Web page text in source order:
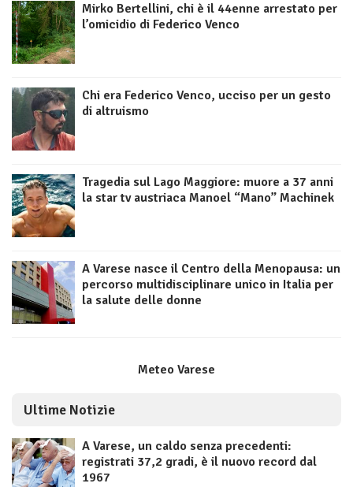
Mirko Bertellini, chi è il 44enne arrestato per
l’omicidio di Federico Venco
Chi era Federico Venco, ucciso per un gesto
di altruismo
Tragedia sul Lago Maggiore: muore a 37 anni
la star tv austriaca Manoel “Mano” Machinek
A Varese nasce il Centro della Menopausa: un
percorso multidisciplinare unico in Italia per
la salute delle donne
Meteo Varese
Ultime Notizie
A Varese, un caldo senza precedenti:
registrati 37,2 gradi, è il nuovo record dal
1967